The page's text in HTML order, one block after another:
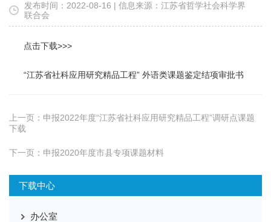
发布时间：2022-08-16 | 信息来源：江苏省哲学社会科学界
联合会
点击下载>>>
“江苏省社科应用研究精品工程” 外语类课题鉴定结项审批书
上一页： 申报2022年度“江苏省社科应用研究精品工程”调研点课题
下载
下一页： 申报2020年度市县专项课题材料
下载中心
办公室